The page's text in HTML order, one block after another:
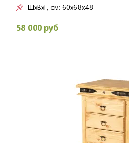
ШxВxГ, см: 60x68x48
58 000 руб